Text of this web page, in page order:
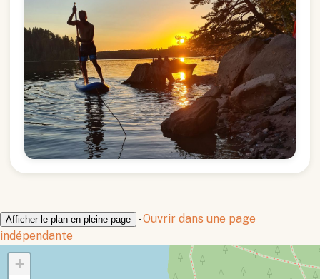
Afficher le plan en pleine page -Ouvrir dans une page
indépendante